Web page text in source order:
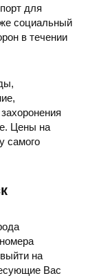
для
социальный
в течении
Цены на
самого
на
Вас